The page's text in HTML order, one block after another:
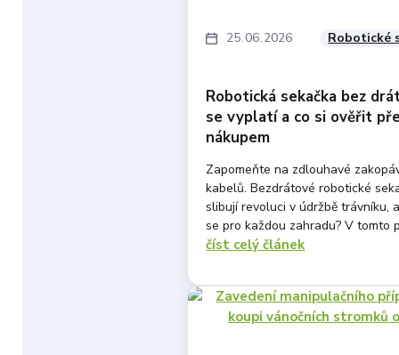
25 06 2026 Robotické
Robotická sekačka bez
se vyplatí a co si ověřit
nákupem
Zapomeňte na zdlouhavé
kabelů. Bezdrátové robotické
slibují revoluci v údržbě trávníku,
se pro každou zahradu? V tomto
číst celý článek